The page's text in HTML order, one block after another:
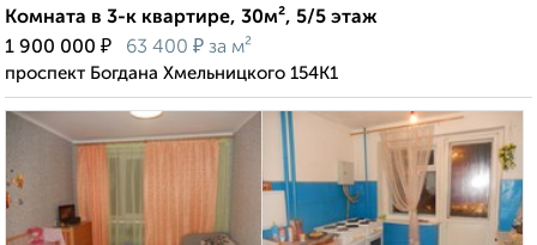
Комната в 3-к квартире, 30м², 5/5 этаж
1 900 000 ₽ 63 400 ₽ за м²
проспект Богдана Хмельницкого 154К1